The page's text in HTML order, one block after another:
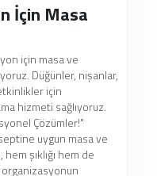
İçin Masa
için masa ve
Düğünler, nişanlar,
için
hizmeti sağlıyoruz.
Çözümler!"
uygun masa ve
şıklığı hem de